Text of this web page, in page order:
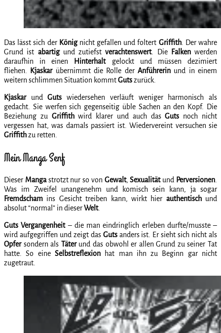
Das lässt sich der Könignicht gefallen und foltert Griffith. Der wahre
Grund ist abartigund zutiefstverachtenswert. Die Falkenwerden
daraufhin in einen
Hinterhaltgelockt und müssen dezimiert
fliehen.
Kjaskarübernimmt die Rolle derAnführerin und in einem
weitern schlimmen Situation kommtGutszurück.
KjaskarundGuts wiedersehen verläuft weniger harmonisch als
gedacht. Sie werfen sich gegenseitig üble Sachen an den Kopf. Die
Beziehung zu Griffithwird klarer und auch dasGuts noch nicht
vergessen hat, was damals passiert ist. Wiedervereint versuchen sie
Griffithzu retten.
Mein Manga Senf
Dieser Mangastrotzt nur so von Gewalt,Sexualitätund Perversionen.
Was im Zweifel unangenehm und komisch sein kann, ja sogar
Fremdscham ins Gesicht treiben kann, wirkt hier authentischund
absolut “normal” in dieserWelt.
Guts Vergangenheit– die man eindringlich erleben durfte/musste –
wird aufgegriffen und zeigt das Gutsanders ist. Er sieht sich nicht als
Opfersondern als Täterund das obwohl er allen Grund zu seiner Tat
hatte. So eine Selbstreflexionhat man ihn zu Beginn gar nicht
zugetraut.